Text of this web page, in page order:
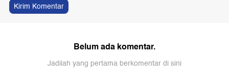
Kirim Komentar
Belum ada komentar.
Jadilah yang pertama berkomentar di sini